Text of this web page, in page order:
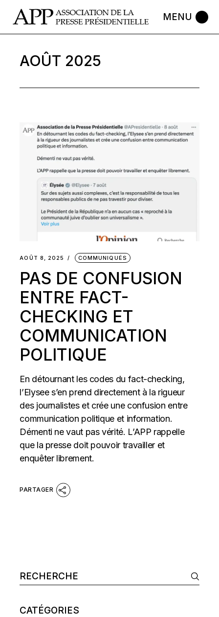
AOÛT 2025
AOÛT 8, 2025 COMMUNIQUÉS
PAS DE CONFUSION
ENTRE FACT-
CHECKING ET
COMMUNICATION
POLITIQUE
En détournant les codes du fact-checking,
l’Elysee s’en prend directement à la rigueur
des journalistes et crée une confusion entre
communication politique et information.
Démenti ne vaut pas vérité. L’APP rappelle
que la presse doit pouvoir travailler et
enquêter librement.
Search
CATÉGORIES